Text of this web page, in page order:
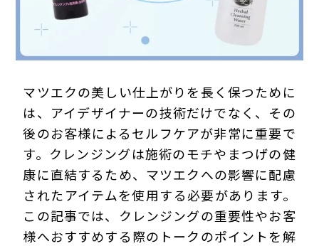
プライバシーポリシー
マツエクの美しい仕上がりを長く保つために
は、アイデザイナーの技術だけでなく、その
後のお客様によるセルフケアが非常に重要で
す。クレンジングは施術のモチやまつげの健
康に直結するため、マツエクへの影響に配慮
されたアイテムを使用する必要があります。
この記事では、クレンジングの重要性やお客
様へおすすめする際のトークのポイントを解